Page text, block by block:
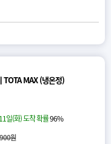
TOTA MAX (냉온정)
일(화) 도착 확률96%
원